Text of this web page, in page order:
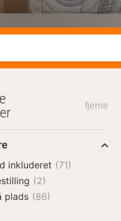
...
fjerne
inkluderet (71)
(2)
plads (86)